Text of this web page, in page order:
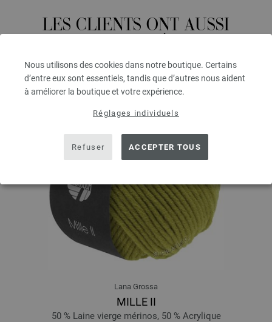
Nous utilisons des cookies dans notre boutique. Certains
d’entre eux sont essentiels, tandis que d’autres nous aident
à améliorer la boutique et votre expérience.
Réglages individuels
Refuser ACCEPTER TOUS
LES CLIENTS ONT AUSSI
Lana Grossa
MILLE II
50 % Laine vierge mérinos, 50 % Acrylique